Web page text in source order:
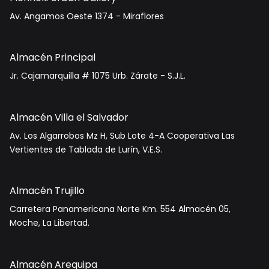
Av. Angamos Oeste 1374 - Miraflores
Almacén Principal
Jr. Cajamarquilla # 1075 Urb. Zárate - S.J.L.
Almacén Villa el Salvador
Av. Los Algarrobos Mz H, Sub Lote 4-A Cooperativa Las
Vertientes de Tablada de Lurín, V.E.S.
Almacén Trujillo
Carretera Panamericana Norte Km. 554 Almacén 05,
Moche, La Libertad.
Almacén Arequipa